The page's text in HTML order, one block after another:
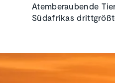
Atemberaubende
Südafrikas